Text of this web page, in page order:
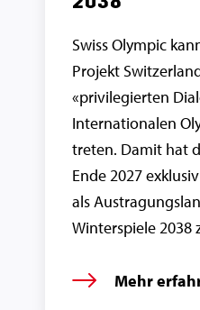
Swiss Olympic
Projekt
«privilegierten
Internationalen
treten. Damit hat
Ende 2027
als
Winterspiele 2038
Mehr